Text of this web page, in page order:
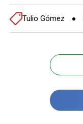
Tulio Gómez